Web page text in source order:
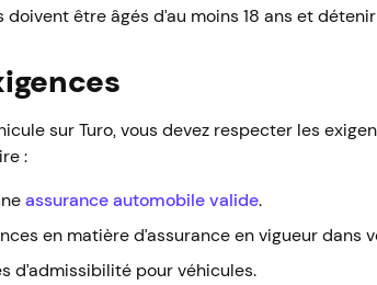
doivent être âgés d’au moins 18 ans et
sur Turo, vous devez respecter les
:
assurance automobile valide.
en matière d’assurance en vigueur dans
d’admissibilité pour véhicules.